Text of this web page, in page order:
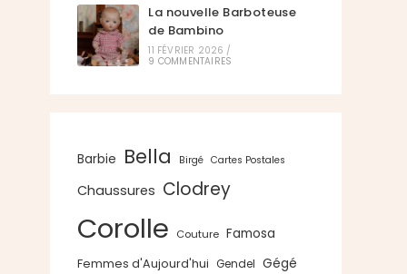
La nouvelle Barboteuse
de Bambino
11 FÉVRIER 2026 /
9 COMMENTAIRES
Barbie Bella Birgé Cartes Postales
Chaussures Clodrey
Corolle Couture Famosa
Femmes d'Aujourd'hui Gendel Gégé